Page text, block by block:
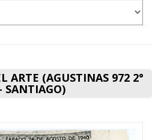
ARTE (AGUSTINAS 972 2°
SANTIAGO)